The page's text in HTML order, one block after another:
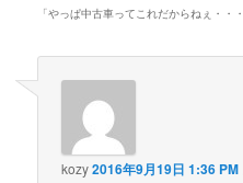
「やっぱ中古車ってこれだからねぇ・・・
kozy2016年9月19日 1:36 PM